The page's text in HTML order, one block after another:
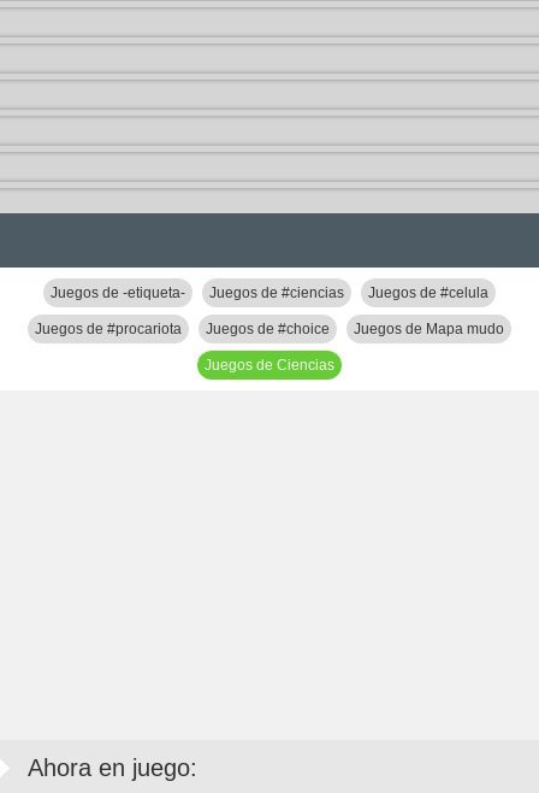
Juegos de -etiqueta- Juegos de #ciencias Juegos de #celula
Juegos de #procariota Juegos de #choice Juegos de Mapa mudo
Juegos de Ciencias
Ahora en juego: